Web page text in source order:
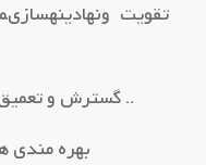
6–گسترش و تعمیق فرهنگ پژوهش و ارزشیابی و ..
7–بهره